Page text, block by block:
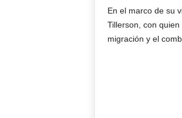
En el marco de su
Tillerson, con
migración y el